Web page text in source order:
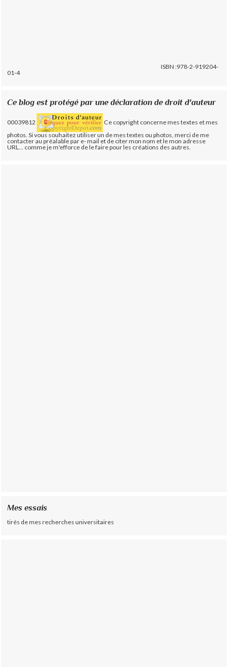
ISBN :978-2-919204-
01-4
Ce blog est protégé par une déclaration de droit d'auteur
00039812
Ce copyright concerne mes textes et mes
photos. Si vous souhaitez utiliser un de mes textes ou photos, merci de me
contacter au préalable par e- mail et de citer mon nom et le mon adresse
URL... comme je m'efforce de le faire pour les créations des autres.
Mes essais
tirés de mes recherches universitaires